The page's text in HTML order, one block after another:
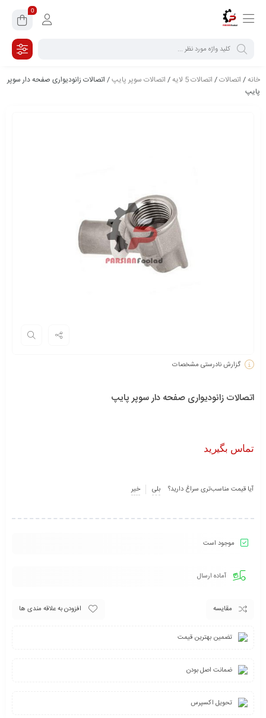
0
خانه/ اتصالات/ اتصالات 5 لایه / اتصالات سوپر پایپ/ اتصالات زانوديواری صفحه دار سوپر
پایپ
گزارش نادرستی مشخصات
اتصالات زانوديواری صفحه دار سوپر پایپ
تماس بگیرید
آیا قیمت مناسب‌تری سراغ دارید؟ بلی خیر
موجود است
آماده ارسال
مقایسه افزودن به علاقه مندی ها
تضمین بهترین قیمت
ضمانت اصل بودن
تحویل اکسپرس